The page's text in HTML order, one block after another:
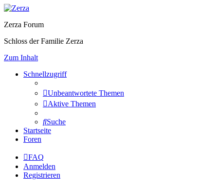
Zerza Forum
Schloss der Familie Zerza
Zum Inhalt
Schnellzugriff
Unbeantwortete Themen
Aktive Themen
Suche
Startseite
Foren
FAQ
Anmelden
Registrieren